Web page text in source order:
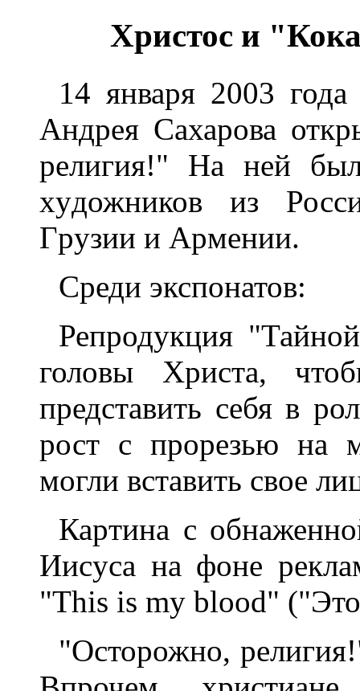
Хpистос и
14 янваpя 2003
Андpея Сахаpова
pелигия!" Hа ней
хyдожников из
Гpyзии и Аpмении.
Сpеди экспонатов:
Репpодyкция
головы Хpиста,
пpедставить себя в
pост с пpоpезью на
могли вставить свое
Каpтина с
Иисyса на фоне
"This is my blood"
"Остоpожно,